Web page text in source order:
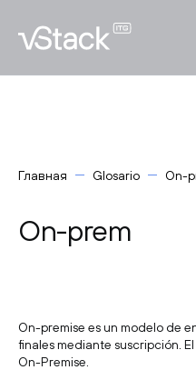
Главная Glosario On-
On-prem
On-premise es un modelo de
finales mediante suscripción.
On-Premise.